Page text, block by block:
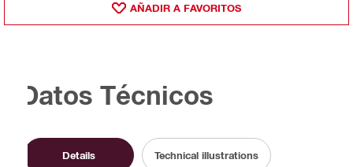
AÑADIR A FAVORITOS
Datos Técnicos
Details Technical illustrations